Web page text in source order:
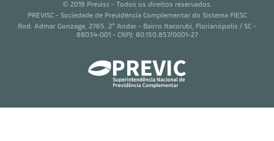
© 2019 Previsc - Todos os direitos reservados.
PREVISC - Sociedade de Previdência Complementar do Sistema FIESC
Rod. Admar Gonzaga, 2765. 2° Andar - Bairro Itacorubi, Florianópolis / SC -
88034-001 - CNPJ: 80.150.857/0001-27